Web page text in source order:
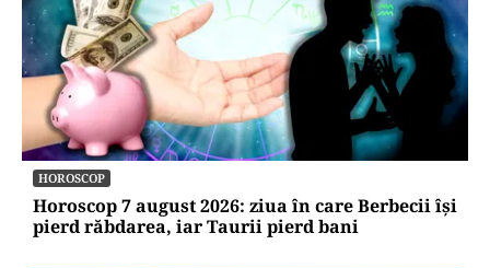
ACTUALITATE
Trenul rămâne o saună în România! CFR
Călători nu are încă aprobat bugetul de
venituri și cheltuieli pentru 2026